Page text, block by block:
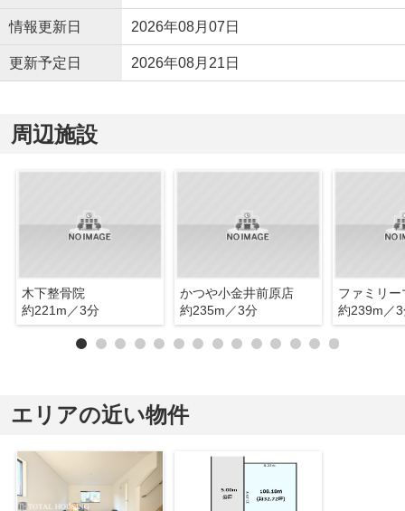
情報更新日 2026年08月07日
更新予定日 2026年08月21日
周辺施設
木下整骨院
約221m／3分
かつや小金井前原店
約235m／3分
約239m／
エリアの近い物件